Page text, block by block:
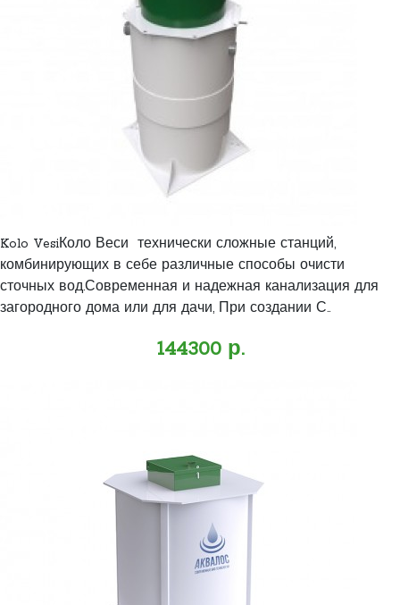
Kolo VesiКоло Веси технически сложные станций,
комбинирующих в себе различные способы очисти
сточных вод.Современная и надежная канализация для
загородного дома или для дачи, При создании С..
144300 р.